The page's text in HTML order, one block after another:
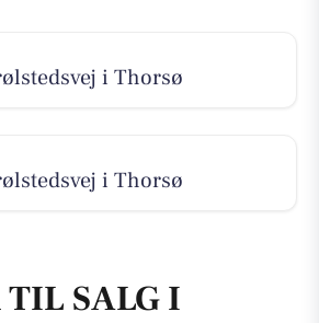
i Thorsø
i Thorsø
SALG I